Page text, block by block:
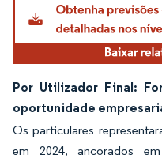
Por Utilizador Final:
oportunidade
Os particulares
em 2024, ancorados